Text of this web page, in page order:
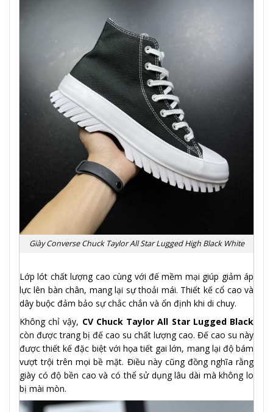
Giày Converse Chuck Taylor All Star Lugged High Black White
Lớp lót chất lượng cao cùng với đế mềm mại giúp giảm áp
lực lên bàn chân, mang lại sự thoải mái. Thiết kế cổ cao và
dây buộc đảm bảo sự chắc chắn và ổn định khi di chuy.
Không chỉ vậy, CV Chuck Taylor All Star Lugged Black
còn được trang bị đế cao su chất lượng cao. Đế cao su này
được thiết kế đặc biệt với họa tiết gai lớn, mang lại độ bám
vượt trội trên mọi bề mặt. Điều này cũng đồng nghĩa rằng
giày có độ bền cao và có thể sử dụng lâu dài mà không lo
bị mài mòn.